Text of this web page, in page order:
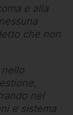
e alla
che non
nel
e sistema